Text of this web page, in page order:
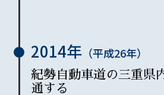
2014年 （平成26年）
紀勢自動車道の三重県
通する